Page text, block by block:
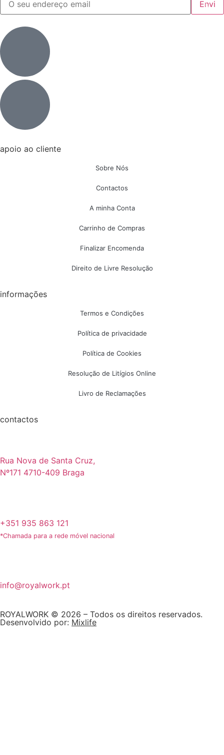
apoio ao cliente
Sobre Nós
Contactos
A minha Conta
Carrinho de Compras
Finalizar Encomenda
Direito de Livre Resolução
informações
Termos e Condições
Política de privacidade
Política de Cookies
Resolução de Litígios Online
Livro de Reclamações
contactos
Rua Nova de Santa Cruz,
Nº171 4710-409 Braga
+351 935 863 121
*Chamada para a rede móvel nacional
info@royalwork.pt
ROYALWORK © 2026 – Todos os direitos reservados.
Desenvolvido por: Mixlife